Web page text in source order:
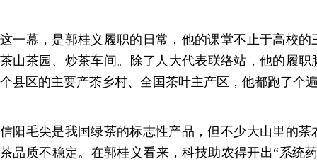
这一幕，是郭桂义履职的日常，他的课堂不止于高校
茶山茶园、炒茶车间。除了人大代表联络站，他的履
个县区的主要产茶乡村、全国茶叶主产区，他都跑了个
信阳毛尖是我国绿茶的标志性产品，但不少大山里的
茶品质不稳定。在郭桂义看来，科技助农得开出“系统